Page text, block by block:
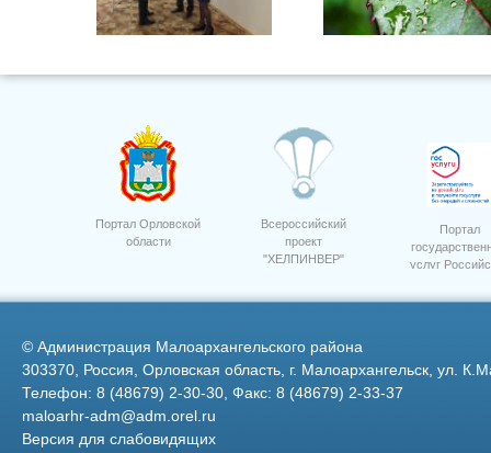
Портал Орловской
области
Всероссийский
проект
"ХЕЛПИНВЕР"
Портал
услуг
© Администрация Малоархангельского района
303370, Россия, Орловская область, г. Малоархангельск, ул.
Телефон: 8 (48679) 2-30-30, Факс: 8 (48679) 2-33-37
maloarhr-adm@adm.orel.ru
Версия для слабовидящих